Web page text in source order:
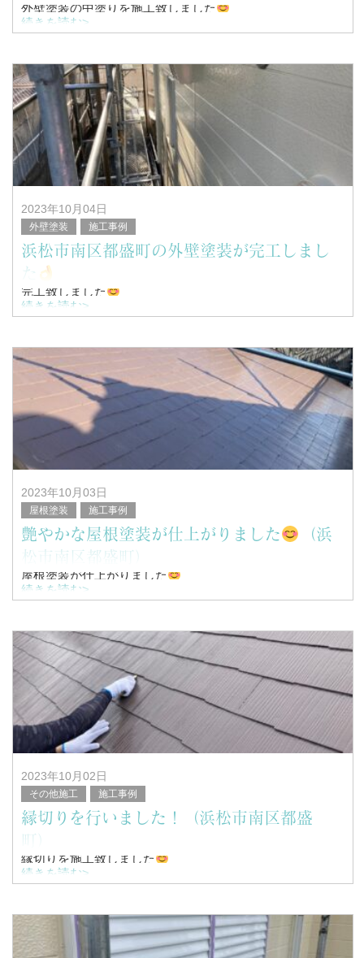
外壁塗装の中塗りを施工致しました
こんにちは！
浜松市南区を中心に塗装工事全般を行っている、
塗替家の堤と申します。
続きを読む>
2023年10月04日
外壁塗装 施工事例
浜松市南区都盛町の外壁塗装が完工しまし
た
完工致しました
こんにちは！
浜松市南区を中心に塗装工事全般を行っている、
塗替家の堤と申します。
続きを読む>
2023年10月03日
屋根塗装 施工事例
艶やかな屋根塗装が仕上がりました
（浜
松市南区都盛町）
屋根塗装が仕上がりました
こんにちは！
浜松市南区を中心に塗装工事全般を行っている、
塗替家の堤と申します。
&n
続きを読む>
2023年10月02日
その他施工 施工事例
縁切りを行いました！（浜松市南区都盛
町）
縁切りを施工致しました
こんにちは！
続きを読む>